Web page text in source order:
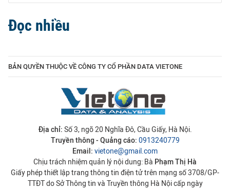
Đọc nhiều
BẢN QUYỀN THUỘC VỀ CÔNG TY CỔ PHẦN DATA VIETONE
Địa chỉ: Số 3, ngõ 20 Nghĩa Đô, Cầu Giấy, Hà Nội.
Truyền thông - Quảng cáo: 0913240779
Email: vietone@gmail.com
Chịu trách nhiệm quản lý nội dung: Bà Phạm Thị Hà
Giấy phép thiết lập trang thông tin điện tử trên mạng số 3708/GP-
TTĐT do Sở Thông tin và Truyền thông Hà Nội cấp ngày